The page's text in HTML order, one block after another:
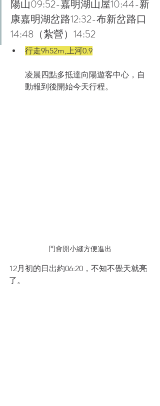
陽山09:52-嘉明湖山屋10:44-新
康嘉明湖岔路12:32-布新岔路口
14:48（紮營）14:52
行走9h52m,上河0.9
凌晨四點多抵達向陽遊客中心，自
動報到後開始今天行程。
門會開小縫方便進出
12月初的日出約06:20，不知不覺天就亮
了。